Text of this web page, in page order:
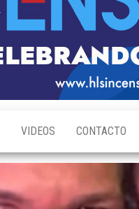
VIDEOS CONTACTO